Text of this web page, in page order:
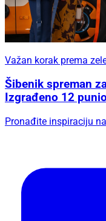
Važan korak prema
Šibenik spreman
Izgrađeno 12
Pronađite inspiraciju